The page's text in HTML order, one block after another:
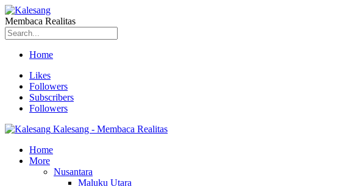
Membaca Realitas
Home
Likes
Followers
Subscribers
Followers
Kalesang - Membaca Realitas
Home
More
Nusantara
Maluku Utara